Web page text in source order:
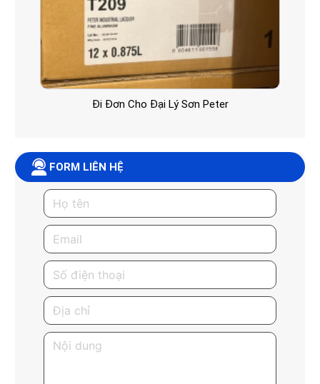
Đi Đơn Cho Đại Lý Sơn Peter
FORM LIÊN HỆ